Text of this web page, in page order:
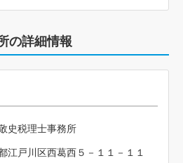
の詳細情報
史税理士事務所
江戸川区西葛西５－１１－１１